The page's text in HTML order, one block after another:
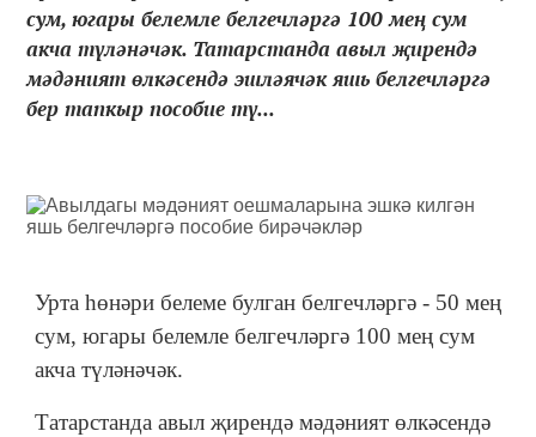
сум, югары белемле белгечләргә 100 мең сум
акча түләнәчәк. Татарстанда авыл җирендә
мәдәният өлкәсендә эшләячәк яшь белгечләргә
бер тапкыр пособие тү...
Урта һөнәри белеме булган белгечләргә - 50 мең
сум, югары белемле белгечләргә 100 мең сум
акча түләнәчәк.
Татарстанда авыл җирендә мәдәният өлкәсендә